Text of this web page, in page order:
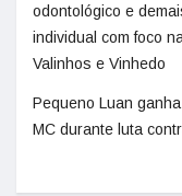
odontológico e
individual com foco
Valinhos e Vinhedo
Pequeno Luan
MC durante luta